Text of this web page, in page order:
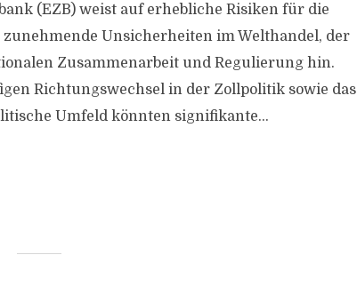
(EZB) weist auf erhebliche Risiken für die
Unsicherheiten im Welthandel, der
Zusammenarbeit und Regulierung hin.
Richtungswechsel in der Zollpolitik sowie das
Umfeld könnten signifikante...